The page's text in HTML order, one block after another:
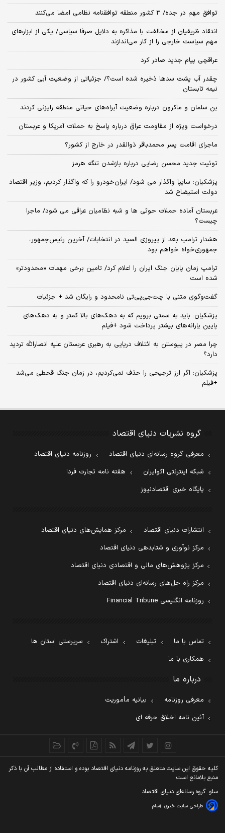
توافق مهم در جده/ 3 کشور منطقه توافقنامه نظامی امضا می‌کنند
انتقاد ظریفیان از مخالفت با مذاکره به دلایل صرفا سیاسی/ یکی از ابزارهای
مهم سیاست خارجی را از کار می‌اندازند
عراقچی پیام جدید صادر کرد
چقدر آب پشت سدها ذخیره شده است؟/ جزئیاتی از وضعیت آبی کشور در
نیمه تابستان
بن سلمان و ماکرون درباره وضعیت آبراه‌های حیاتی منطقه رایزنی کردند
درخواست ویژه از مقاومت عراق درباره پاسخ به حملات آمریکا و عربستان
ماجرای اقامت پسر محمدباقر ذوالقدر در خارج از کشور؟
توئیت جدید محسن رضایی درباره بازشدن تنگه هرمز
پزشکیان: سایپا واگذار می شود/ ایران‌خودرو را که واگذار کردیم، وزیر اقتصاد
دولت استیضاح شد
عربستان آماده حملات حوثی ها و شبه نظامیان عراقی می شود/ ماجرا
چیست؟
هشدار ترامپ بعد از پیروزی السید در انتخابات/ آخرین رئیس‌جمهور،
جمهوری‌خواه خواهم بود
ترامپ زمان پایان جنگ ایران را اعلام کرد/ تامین برخی مهمات «محدودتر»
شده است
گفت‌وگوی متنی با چت‌جی‌پی‌تی نامحدود و رایگان شد + جزئیات
پزشکیان: باید به سمتی برویم که به دهک‌های بالا کمتر و به دهک‌های
پایین یارانه‌های بیشتر پرداخت شود +فیلم
چرا مصر در پیوستن به ائتلاف دریایی به رهبری عربستان علیه انصارالله تردید
دارد؟
پزشکیان: اگر ارز ترجیحی را حذف نمی‌کردیم، در زمان جنگ قحطی می‌شد
+فیلم
گروه نشریات دنیای اقتصاد
معرفی گروه رسانه‌ای دنیای اقتصاد
روزنامه دنیای اقتصاد
شبکه اینترنتی اکوایران
هفته نامه تجارت فردا
پایگاه خبری اقتصادنیوز
انتشارات دنیای اقتصاد
مرکز همایش‌های دنیای اقتصاد
مرکز نوآوری و شتابدهی دنیای اقتصاد
مرکز پژوهش‌های مالی و اقتصادی دنیای اقتصاد
مرکز راه حل‌های رسانه‌ای دنیای اقتصاد
روزنامه انگلیسی Financial Tribune
تماس با ما تبلیغات اشتراک
سرپرستی استان ها
همکاری با ما
درباره ما
معرفی روزنامه
بیانیه مأموریت
آئین نامه اخلاق حرفه ای
کليه حقوق اين سايت متعلق به روزنامه دنيای اقتصاد بوده و استفاده از مطالب آن با ذکر
منبع بلامانع است
سئو: گروه رسانه‌ای دنیای اقتصاد
طراحی سایت خبری آسام